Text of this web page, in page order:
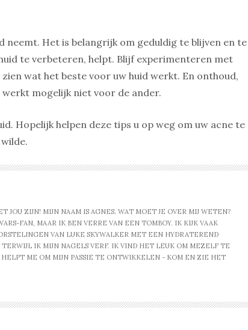
Het is belangrijk om geduldig te blijven en te
te verbeteren, helpt. Blijf experimenteren met
wat het beste voor uw huid werkt. En onthoud,
werkt mogelijk niet voor de ander.
Hopelijk helpen deze tips u op weg om uw acne te
JOU ZIJN! MIJN NAAM IS AGNES. WAT MOET JE OVER MIJ WETEN?
FAN, MAAR IK BEN VERRE VAN EEN TOMBOY. IK KIJK VAAK
VAN LUKE SKYWALKER MET EEN HYDRATEREND
IK MIJN NAGELS VERF. IK VIND HET LEUK OM MEZELF TE
ME OM MIJN PASSIE TE ONTWIKKELEN - KOM EN ZIE HET